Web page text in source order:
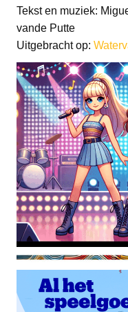
Tekst en muziek:
vande Putte
Uitgebracht op: